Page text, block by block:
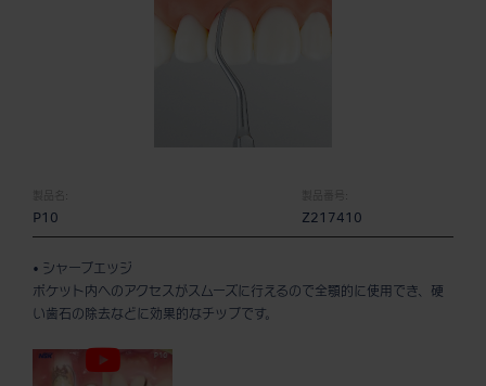
製品名:
P10
製品番号:
Z217410
• シャープエッジ
ポケット内へのアクセスがスムーズに行えるので全顎的に使用でき、硬
い歯石の除去などに効果的なチップです。